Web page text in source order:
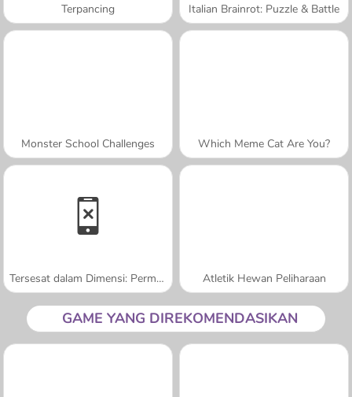
Terpancing Italian Brainrot: Puzzle & Battle
Monster School Challenges Which Meme Cat Are You?
Tersesat dalam Dimensi: Permulaan Atletik Hewan Peliharaan
GAME YANG DIREKOMENDASIKAN